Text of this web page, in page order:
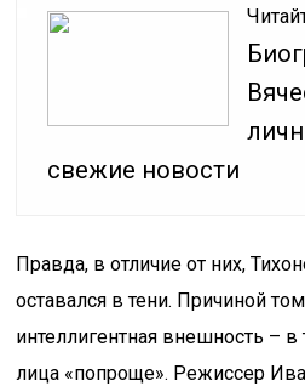
свежие новости
Правда, в отличие от них,
оставался в тени. Причиной
интеллигентная внешность – в
лица «попроще». Режиссер